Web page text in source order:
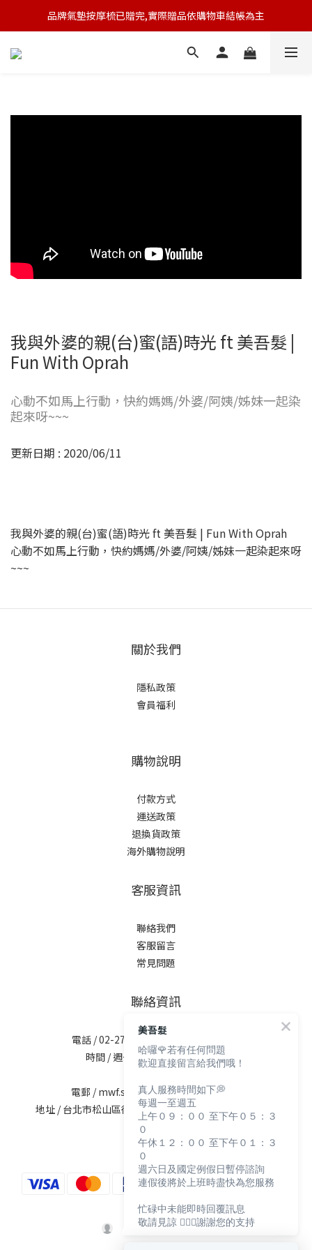
🆕 新會員註冊開卡送9折券 💰
品牌氣墊按摩梳已贈完,實際贈品依購物車結帳為主
🆕 新會員註冊開卡送9折券 💰
我與外婆的親(台)蜜(語)時光 ft 美吾髮 |
Fun With Oprah
心動不如馬上行動，快約媽媽/外婆/阿姨/姊妹一起染
起來呀~~~
更新日期 : 2020/06/11
我與外婆的親(台)蜜(語)時光 ft 美吾髮 | Fun With Oprah
心動不如馬上行動，快約媽媽/外婆/阿姨/姊妹一起染起來呀
~~~
關於我們
隱私政策
會員福利
購物說明
付款方式
運送政策
退換貨政策
海外購物說明
客服資訊
聯絡我們
客服留言
常見問題
聯絡資訊
電話 / 02-2713-6621 (無提供訂購服務)
時間 / 週一至週五 09:30-12:00；
電郵 / mwf.service@maywufa.com.tw
地址 / 台北市松山區復興北路167號5樓(無提供現場販售)
美吾髮
哈囉🌹若有任何問題
歡迎直接留言給我們哦！
真人服務時間如下💭
每週一至週五
上午０９：００ 至下午０５：３
０
午休１２：００ 至下午０１：３
０
週六日及國定例假日暫停諮詢
連假後將於上班時盡快為您服務
忙碌中未能即時回覆訊息
敬請見諒 🙇🏻‍♀️謝謝您的支持